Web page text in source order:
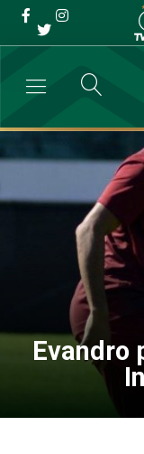
o
Futebol
Evandro